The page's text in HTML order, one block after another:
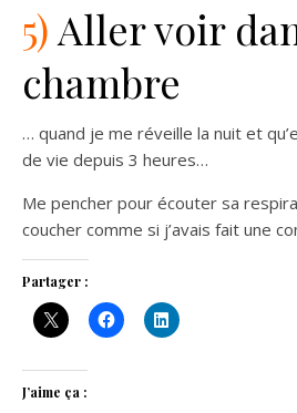
5)Aller voir
chambre
… quand je me réveille la nuit et
de vie depuis 3 heures…
Me pencher pour écouter sa
coucher comme si j’avais fait une
Partager :
J’aime ça :